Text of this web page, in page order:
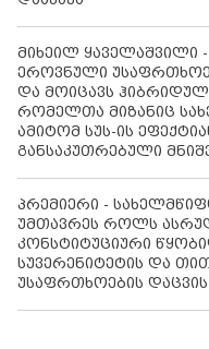
მიხეილ
ეროვნული
და მოიცავს
რომელთა მიზანიც
ამიტომ სუს-ის
განსაკუთრებული
პრემიერი -
უმთავრეს როლს
კონსტიტუციური
სუვერენიტეტის და
უსაფრთხოების დაცვის